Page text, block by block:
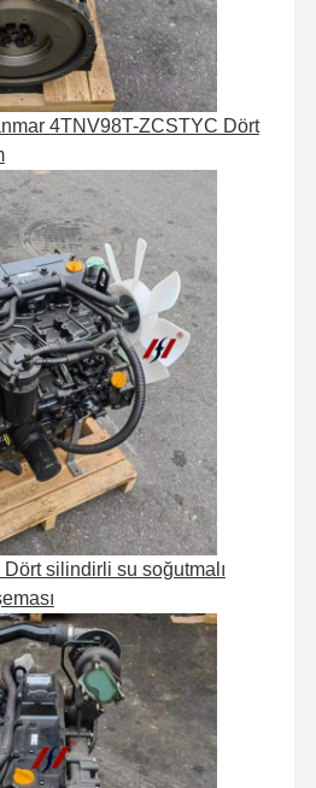
VR Gösterisi Hakkımızda
Bizimle
İletişim
Haberler
4TNV98T-ZCSTYC Dört
silindirli su soğutmalı